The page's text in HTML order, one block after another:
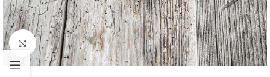
Klick zum Vergrößern